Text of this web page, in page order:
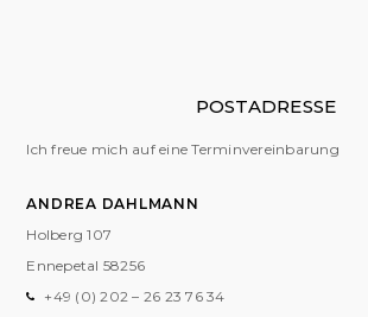
POSTADRESSE
Ich freue mich auf eine Terminvereinbarung
ANDREA DAHLMANN
Holberg 107
Ennepetal 58256
+49 (0) 202 – 26 23 76 34